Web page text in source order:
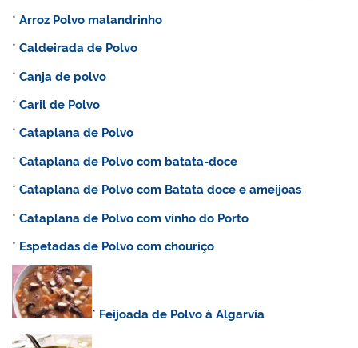
*Arroz Polvo malandrinho
*Caldeirada de Polvo
*Canja de polvo
*Carilde Polvo
*Cataplana de Polvo
*Cataplana de Polvo com batata-doce
*Cataplana de Polvo com Batata doce e ameijoas
*Cataplanade Polvo com vinho do Porto
* Espetadasde Polvo com chouriço
* Feijoada de Polvo à Algarvia